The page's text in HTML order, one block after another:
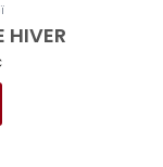
HIVER